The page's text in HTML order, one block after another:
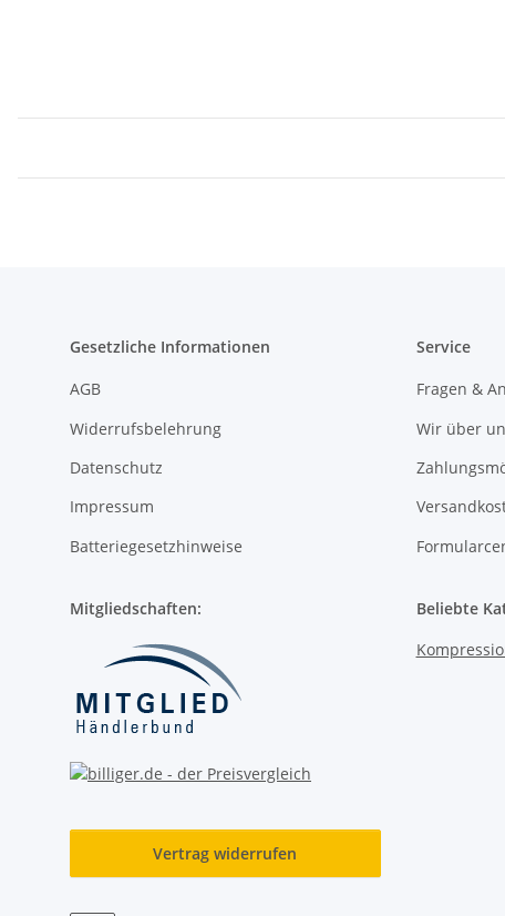
Gesetzliche Informationen
AGB
Widerrufsbelehrung
Datenschutz
Impressum
Batteriegesetzhinweise
Service
Fragen &
Wir über
Mitgliedschaften:
Beliebte
Vertrag widerrufen